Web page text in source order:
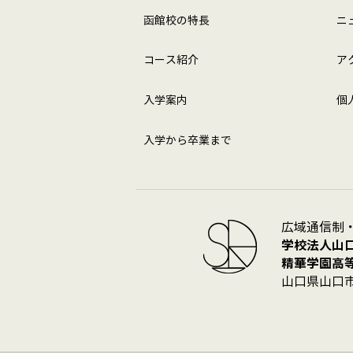
函館校の特長
コース紹介
入学案内
入学から卒業まで
ニ
ア
個
広域通信制
学校法人山
精華学園高
山口県山口